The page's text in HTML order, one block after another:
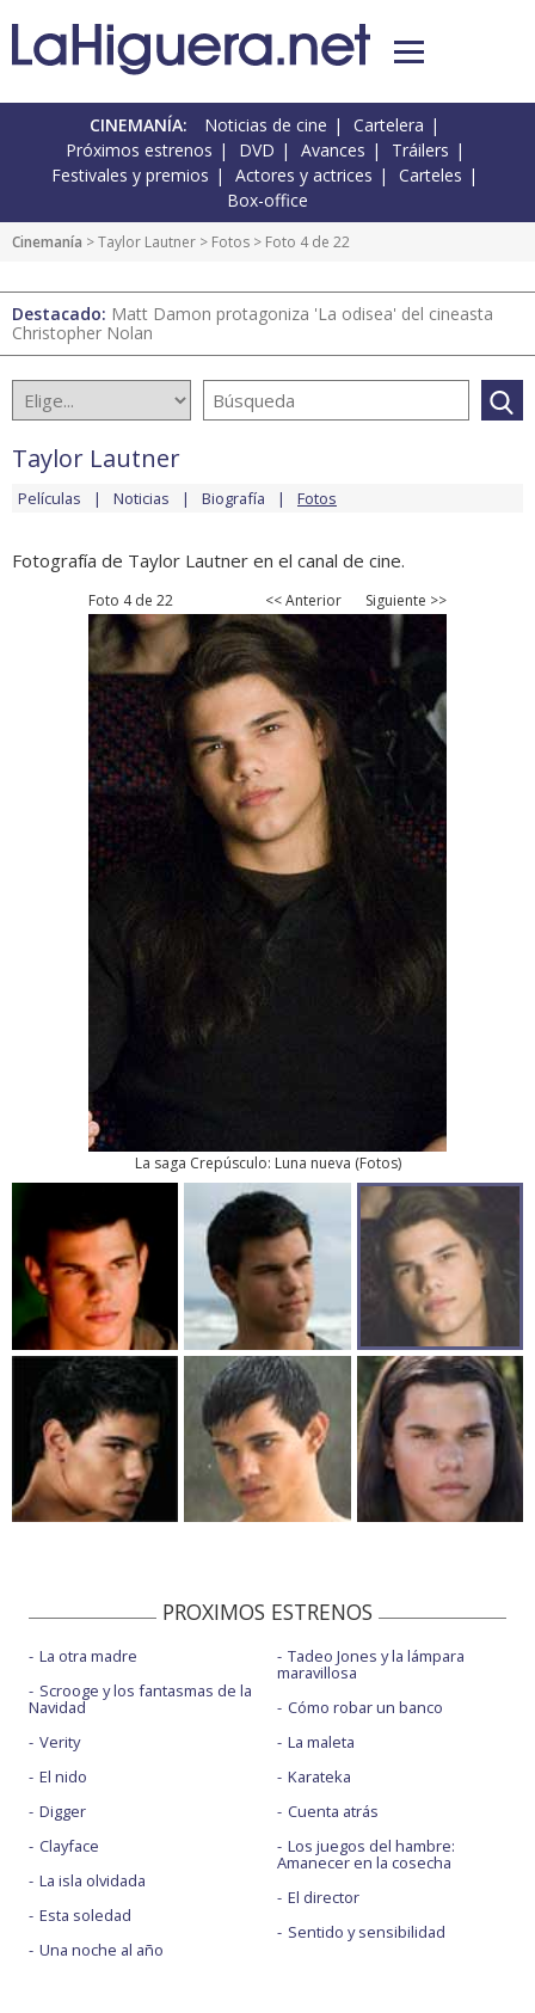
CINEMANÍA: Noticias de cine
Cartelera
Próximos estrenos
DVD Avances
Tráilers
Festivales y premios
Actores y actrices
Carteles
Box-office
Cinemanía >Taylor Lautner > Fotos > Foto 4 de 22
Destacado: Matt Damon protagoniza 'La odisea' del cineasta
Christopher Nolan
Taylor Lautner
Películas Noticias Biografía Fotos
Fotografía de Taylor Lautner en el canal de cine.
Foto 4 de 22 << Anterior Siguiente >>
La saga Crepúsculo: Luna nueva (Fotos)
PROXIMOS ESTRENOS
La otra madre
Scrooge y los fantasmas de la
Navidad
Verity
El nido
Digger
Clayface
La isla olvidada
Esta soledad
Una noche al año
Tadeo Jones y la lámpara
maravillosa
Cómo robar un banco
La maleta
Karateka
Cuenta atrás
Los juegos del hambre:
Amanecer en la cosecha
El director
Sentido y sensibilidad